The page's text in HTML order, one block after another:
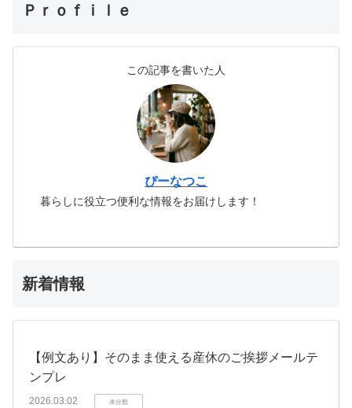
Ｐｒｏｆｉｌｅ
この記事を書いた人
ぴーなつこ
暮らしに役立つ便利な情報をお届けします！
新着情報
【例文あり】そのまま使える産休のご挨拶メールテ
ンプレ
2026.03.02 未分類